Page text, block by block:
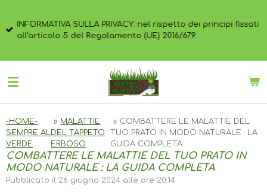
contenuto
INFORMATIVA SULLA PRIVACY: nel rispetto dei principi fissati
all’articolo 5 del Regolamento (UE) 2016/679.
-HOME-
SEMPRE AL
VERDE
» MALATTIE
DEL TAPPETO
ERBOSO
» COMBATTERE LE MALATTIE DEL
TUO PRATO IN MODO NATURALE : LA
GUIDA COMPLETA
COMBATTERE LE MALATTIE DEL TUO PRATO IN
MODO NATURALE : LA GUIDA COMPLETA
Pubblicato il 26 giugno 2024 alle ore 20:14